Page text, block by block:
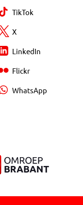
TikTok
X
LinkedIn
Flickr
WhatsApp